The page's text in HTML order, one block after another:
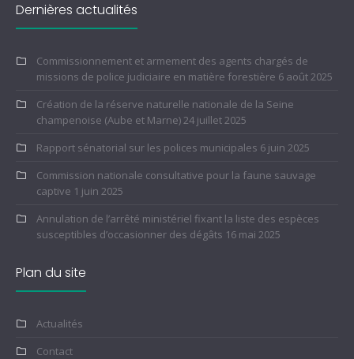
Dernières actualités
Commissionnement et armement des agents chargés de
missions de police judiciaire en matière forestière 6 août 2025
Création de la réserve naturelle nationale de la Seine
champenoise (Aube et Marne)24 juillet 2025
Rapport sénatorial sur les polices municipales 6 juin 2025
Commission nationale consultative pour la faune sauvage
captive 1 juin 2025
Annulation de l’arrêté ministériel fixant la liste des espèces
susceptibles d’occasionner des dégâts 16 mai 2025
Plan du site
Actualités
Contact